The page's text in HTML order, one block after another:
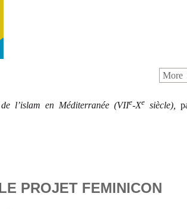
More
de l’islam en Méditerranée (VIIe-Xe siècle),
PROJET FEMINICON